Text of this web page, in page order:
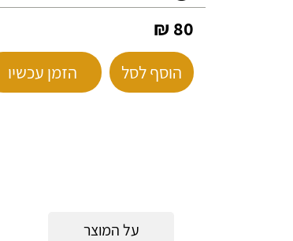
80 ₪
הוסף לסל הזמן עכשיו
על המוצר